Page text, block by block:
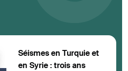
Séismes en Turquie et
en Syrie : trois ans